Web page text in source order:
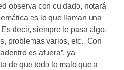
observa con cuidado, notará
es lo que llaman una
decir, siempre le pasa algo,
problemas varios, etc. Con
es afuera”, ya
de que todo lo malo que a